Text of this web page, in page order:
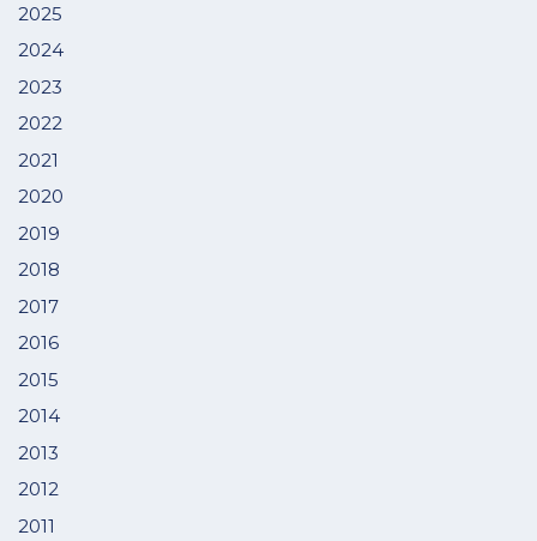
2025
2024
2023
2022
2021
2020
2019
2018
2017
2016
2015
2014
2013
2012
2011